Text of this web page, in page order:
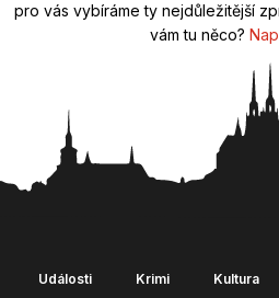
pro vás vybíráme ty nejdůležitější
vám tu něco?
Události Krimi Kultura